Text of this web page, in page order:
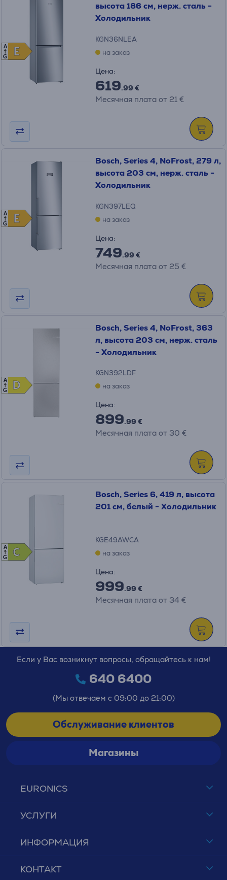
E
E
A
G
высота 186 см, нерж. сталь -
Холодильник
KGN36NLEA
на заказ
Цена:
619.99 €
Месячная плата от 21 €
E
E
A
G
Bosch, Series 4, NoFrost, 279 л,
высота 203 см, нерж. сталь -
Холодильник
KGN397LEQ
на заказ
Цена:
749.99 €
Месячная плата от 25 €
D
D
A
G
Bosch, Series 4, NoFrost, 363
л, высота 203 см, нерж. сталь
- Холодильник
KGN392LDF
на заказ
Цена:
899.99 €
Месячная плата от 30 €
C
C
A
G
Bosch, Series 6, 419 л, высота
201 см, белый - Холодильник
KGE49AWCA
на заказ
Цена:
999.99 €
Месячная плата от 34 €
EURONICS
УСЛУГИ
ИНФОРМАЦИЯ
КОНТАКТ
Если у Вас возникнут вопросы, обращайтесь к нам!
640 6400
(Мы отвечаем с 09:00 до 21:00)
Обслуживание клиентов
Магазины